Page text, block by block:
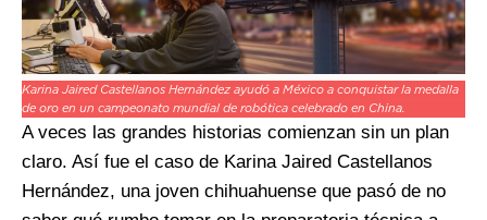
Karina Jaired Castellanos Hernández ayudó a México a conquistar la medalla
de oro en un campeonato mundial de robótica celebrado en China.
A veces las grandes historias comienzan sin un plan
claro. Así fue el caso de Karina Jaired Castellanos
Hernández, una joven chihuahuense que pasó de no